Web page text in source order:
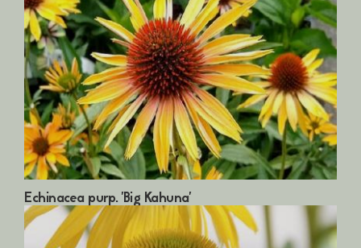
Echinacea purp. 'Big Kahuna'